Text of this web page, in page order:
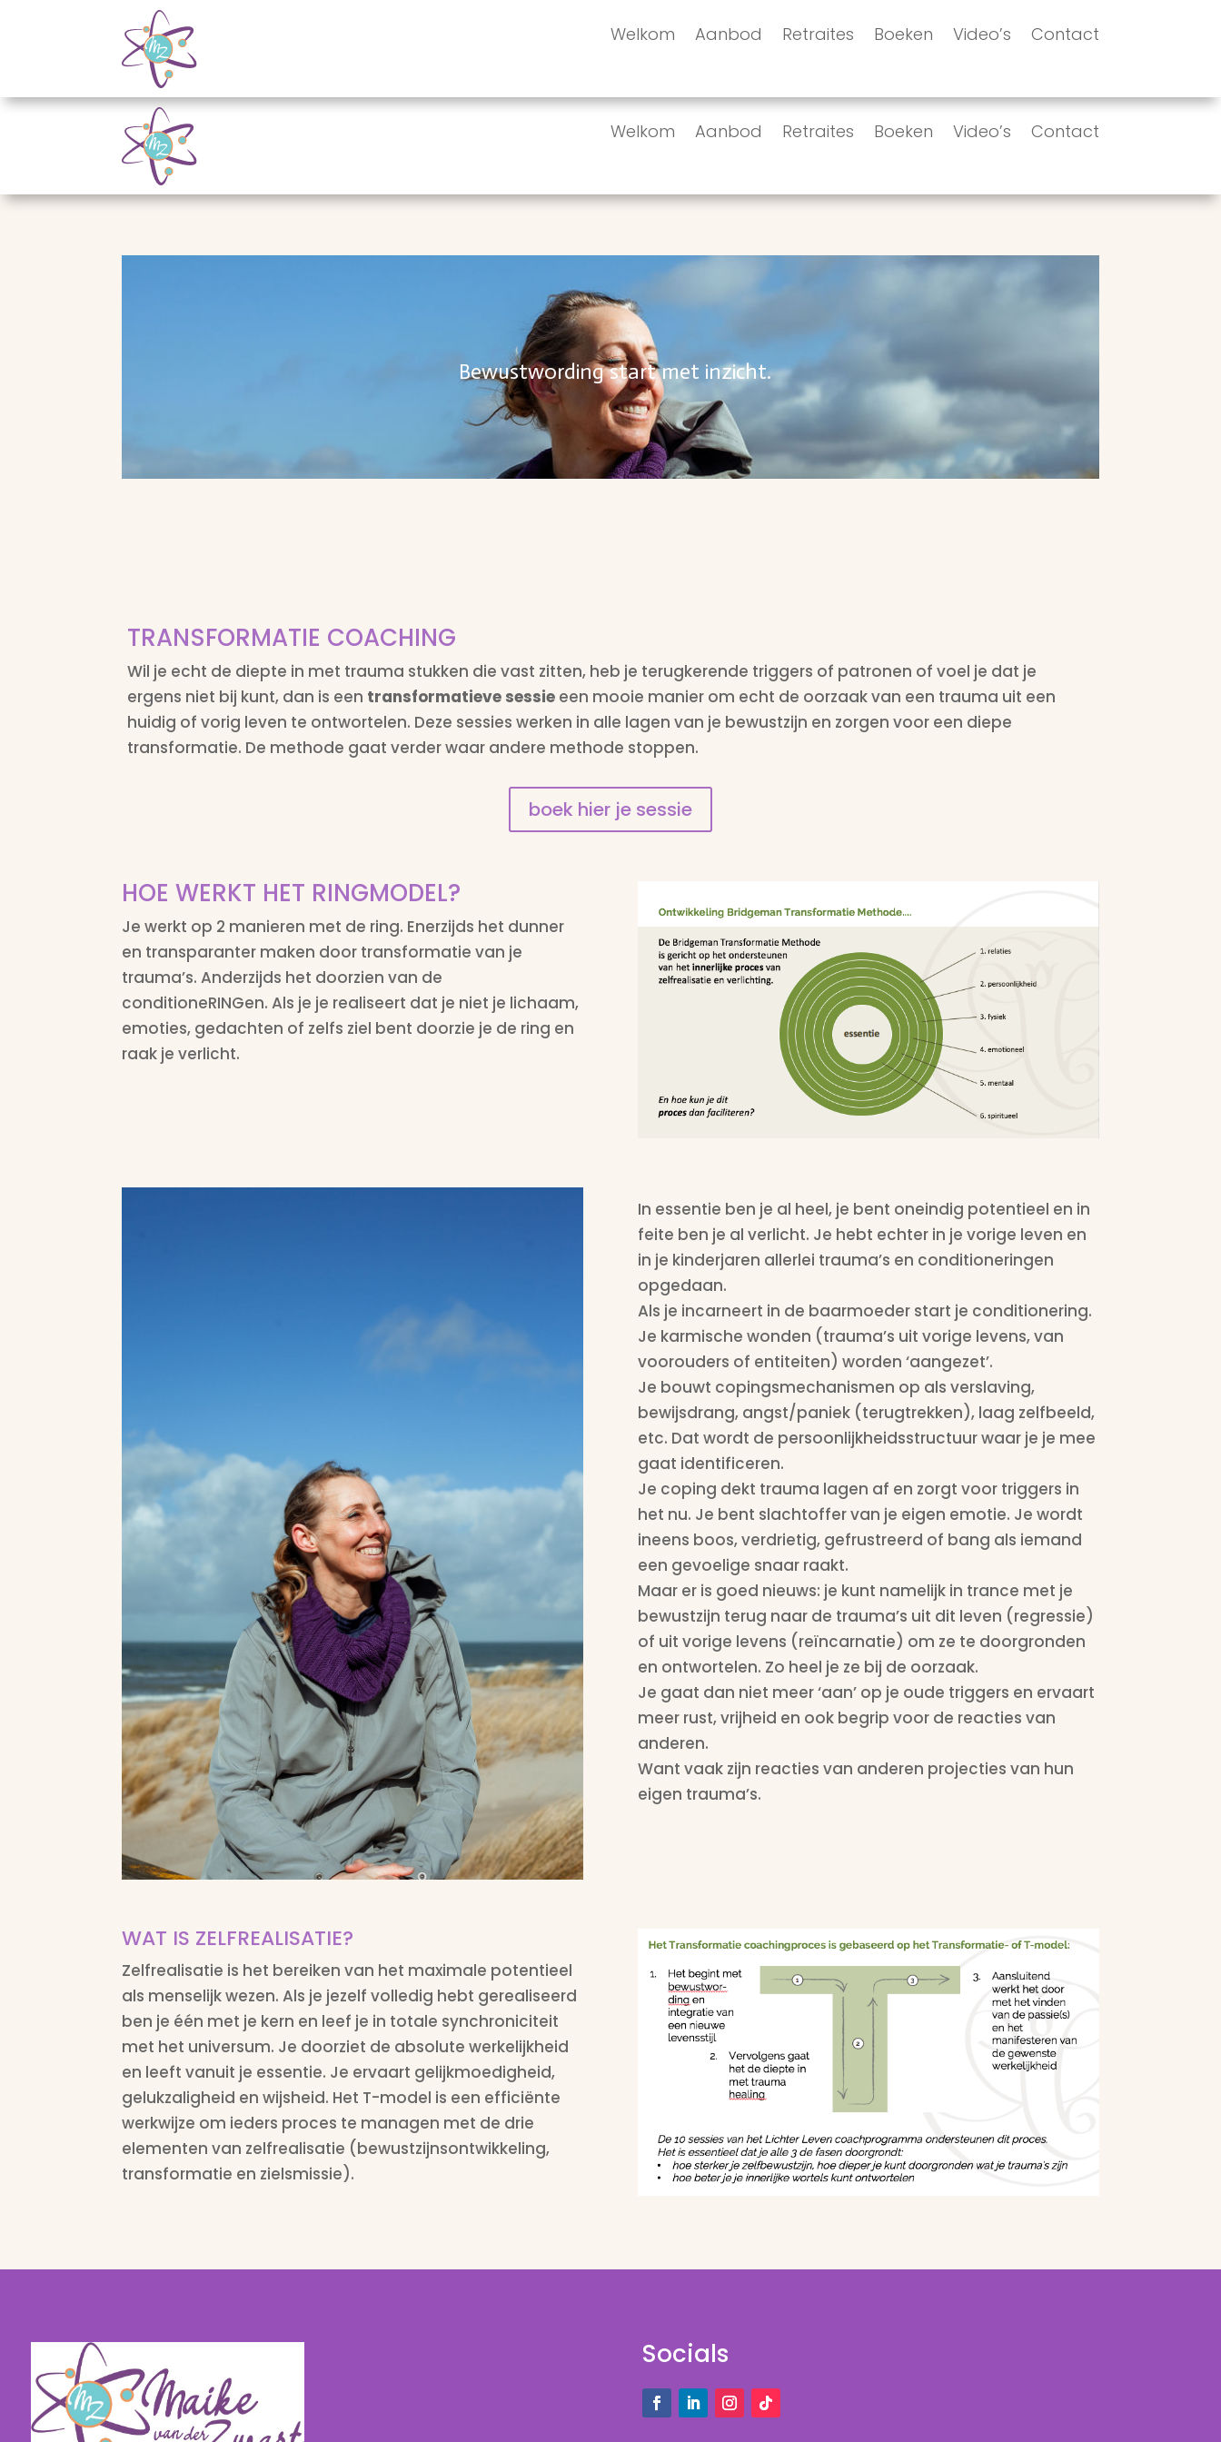
Welkom Aanbod Retraites Boeken Video’s Contact
Welkom Aanbod Retraites Boeken Video’s Contact
Bewustwording start met inzicht.
TRANSFORMATIE COACHING
Wil je echt de diepte in met trauma stukken die vast zitten, heb je terugkerende triggers of patronen of voel je dat je
ergens niet bij kunt, dan is een transformatieve sessieeen mooie manier om echt de oorzaak van een trauma uit een
huidig of vorig leven te ontwortelen. Deze sessies werken in alle lagen van je bewustzijn en zorgen voor een diepe
transformatie. De methode gaat verder waar andere methode stoppen.
boek hier je sessie
HOE WERKT HET RINGMODEL?
Je werkt op 2 manieren met de ring. Enerzijds het dunner
en transparanter maken door transformatie van je
trauma’s. Anderzijds het doorzien van de
conditioneRINGen. Als je je realiseert dat je niet je lichaam,
emoties, gedachten of zelfs ziel bent doorzie je de ring en
raak je verlicht.
In essentie ben je al heel, je bent oneindig potentieel en in
feite ben je al verlicht. Je hebt echter in je vorige leven en
in je kinderjaren allerlei trauma’s en conditioneringen
opgedaan.
Als je incarneert in de baarmoeder start je conditionering.
Je karmische wonden (trauma’s uit vorige levens, van
voorouders of entiteiten) worden ‘aangezet’.
Je bouwt copingsmechanismen op als verslaving,
bewijsdrang, angst/paniek (terugtrekken), laag zelfbeeld,
etc. Dat wordt de persoonlijkheidsstructuur waar je je mee
gaat identificeren.
Je coping dekt trauma lagen af en zorgt voor triggers in
het nu. Je bent slachtoffer van je eigen emotie. Je wordt
ineens boos, verdrietig, gefrustreerd of bang als iemand
een gevoelige snaar raakt.
Maar er is goed nieuws: je kunt namelijk in trance met je
bewustzijn terug naar de trauma’s uit dit leven (regressie)
of uit vorige levens (reïncarnatie) om ze te doorgronden
en ontwortelen. Zo heel je ze bij de oorzaak.
Je gaat dan niet meer ‘aan’ op je oude triggers en ervaart
meer rust, vrijheid en ook begrip voor de reacties van
anderen.
Want vaak zijn reacties van anderen projecties van hun
eigen trauma’s.
WAT IS ZELFREALISATIE?
Zelfrealisatie is het bereiken van het maximale potentieel
als menselijk wezen. Als je jezelf volledig hebt gerealiseerd
ben je één met je kern en leef je in totale synchroniciteit
met het universum. Je doorziet de absolute werkelijkheid
en leeft vanuit je essentie. Je ervaart gelijkmoedigheid,
gelukzaligheid en wijsheid. Het T-model is een efficiënte
werkwijze om ieders proces te managen met de drie
elementen van zelfrealisatie (bewustzijnsontwikkeling,
transformatie en zielsmissie).
Socials